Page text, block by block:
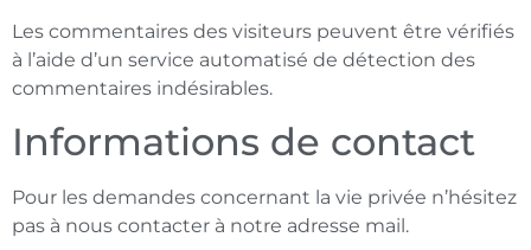
Les commentaires des visiteurs peuvent être vérifiés
à l’aide d’un service automatisé de détection des
commentaires indésirables.
Informations de contact
Pour les demandes concernant la vie privée n’hésitez
pas à nous contacter à notre adresse mail.